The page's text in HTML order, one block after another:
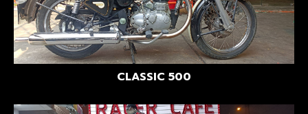
CLASSIC 500